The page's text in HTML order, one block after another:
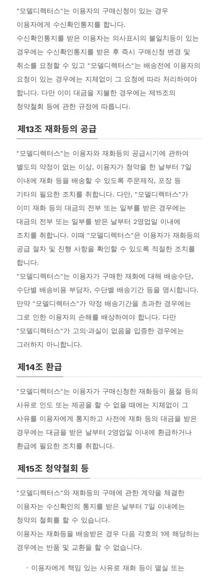
"모델디렉터스"는 이용자의 구매신청이 있는 경우
이용자에게 수신확인통지를 합니다.
수신확인통지를 받은 이용자는 의사표시의 불일치등이 있는
경우에는 수신확인통지를 받은 후 즉시 구매신청 변경 및
취소를 요청할 수 있고 "모델디렉터스"는 배송전에 이용자의
요청이 있는 경우에는 지체없이 그 요청에 따라 처리하여야
합니다. 다만 이미 대금을 지불한 경우에는 제15조의
청약철회 등에 관한 규정에 따릅니다.
제13조 재화등의 공급
"모델디렉터스"는 이용자와 재화등의 공급시기에 관하여
별도의 약정이 없는 이상, 이용자가 청약을 한 날부터 7일
이내에 재화 등을 배송할 수 있도록 주문제작, 포장 등
기타의 필요한 조치를 취합니다. 다만, "모델디렉터스"가
이미 재화 등의 대금의 전부 또는 일부를 받은 경우에는
대금의 전부 또는 일부를 받은 날부터 2영업일 이내에
조치를 취합니다. 이때 "모델디렉터스"은 이용자가 재화등의
공급 절차 및 진행 사항을 확인할 수 있도록 적절한 조치를
합니다.
"모델디렉터스"는 이용자가 구매한 재화에 대해 배송수단,
수단별 배송비용 부담자, 수단별 배송기간 등을 명시합니다.
만약 "모델디렉터스"가 약정 배송기간을 초과한 경우에는
그로 인한 이용자의 손해를 배상하여야 합니다. 다만
"모델디렉터스"가 고의·과실이 없음을 입증한 경우에는
그러하지 아니합니다.
제14조 환급
"모델디렉터스"는 이용자가 구매신청한 재화등이 품절 등의
사유로 인도 또는 제공을 할 수 없을 때에는 지체없이 그
사유를 이용자에게 통지하고 사전에 재화 등의 대금을 받은
경우에는 대금을 받은 날부터 2영업일 이내에 환급하거나
환급에 필요한 조치를 취합니다.
제15조 청약철회 등
"모델디렉터스"와 재화등의 구매에 관한 계약을 체결한
이용자는 수신확인의 통지를 받은 날부터 7일 이내에는
청약의 철회를 할 수 있습니다.
이용자는 재화등을 배송받은 경우 다음 각호의 1에 해당하는
경우에는 반품 및 교환을 할 수 없습니다.
이용자에게 책임 있는 사유로 재화 등이 멸실 또는